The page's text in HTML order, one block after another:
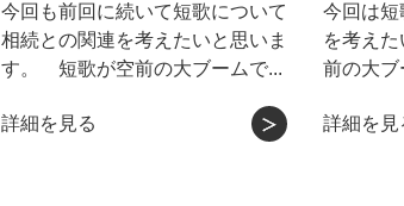
今回も前回に続いて短歌について
相続との関連を考えたいと思いま
す。 短歌が空前の大ブームで...
詳細を見る
今回は短
を考え
前の大ブ
詳細を見